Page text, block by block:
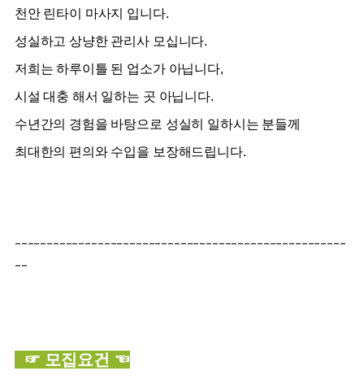
천안 린타이 마사지 입니다.
성실하고 상냥한 관리사 모십니다.
저희는 하루이틀 된 업소가 아닙니다,
시설 대충 해서 일하는 곳 아닙니다.
수년간의 경험을 바탕으로 성실히 일하시는 분들께
최대한의 편의와 수입을 보장해드립니다.
----------------------------------------------------
--
☞ 모집요건 ☜